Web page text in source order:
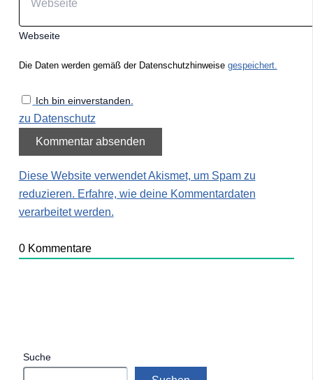
Webseite
Die Daten werden gemäß der Datenschutzhinweise gespeichert.
Ich bin einverstanden.
zu Datenschutz
Diese Website verwendet Akismet, um Spam zu
reduzieren. Erfahre, wie deine Kommentardaten
verarbeitet werden.
0Kommentare
Suche